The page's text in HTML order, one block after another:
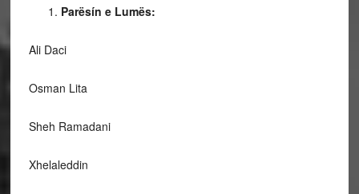
Parësín e Lumës:
Ali Daci
Osman Lita
Sheh Ramadani
Xhelaleddin